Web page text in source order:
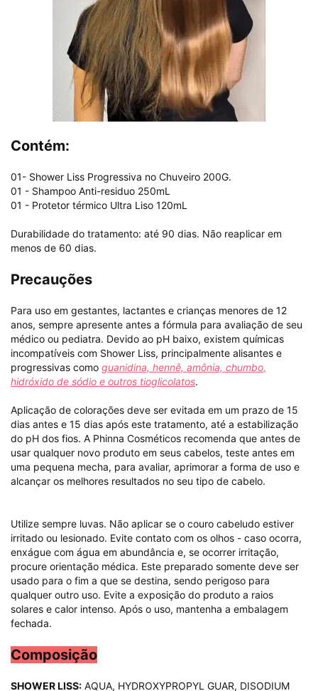
Contém:
01- Shower Liss Progressiva no Chuveiro 200G.
01 - Shampoo Anti-residuo 250mL
01 - Protetor térmico Ultra Liso 120mL
Durabilidade do tratamento: até 90 dias. Não reaplicar em
menos de 60 dias.
Precauções
Para uso em gestantes, lactantes e crianças menores de 12
anos, sempre apresente antes a fórmula para avaliação de seu
médico ou pediatra. Devido ao pH baixo, existem químicas
incompatíveis com Shower Liss, principalmente alisantes e
progressivas como guanidina, hennê, amônia, chumbo,
hidróxido de sódio e outros tioglicolatos.
Aplicação de colorações deve ser evitada em um prazo de 15
dias antes e 15 dias após este tratamento, até a estabilização
do pH dos fios. A Phinna Cosméticos recomenda que antes de
usar qualquer novo produto em seus cabelos, teste antes em
uma pequena mecha, para avaliar, aprimorar a forma de uso e
alcançar os melhores resultados no seu tipo de cabelo.
Utilize sempre luvas. Não aplicar se o couro cabeludo estiver
irritado ou lesionado. Evite contato com os olhos - caso ocorra,
enxágue com água em abundância e, se ocorrer irritação,
procure orientação médica. Este preparado somente deve ser
usado para o fim a que se destina, sendo perigoso para
qualquer outro uso. Evite a exposição do produto a raios
solares e calor intenso. Após o uso, mantenha a embalagem
fechada.
Composição
SHOWER LISS: AQUA, HYDROXYPROPYL GUAR, DISODIUM